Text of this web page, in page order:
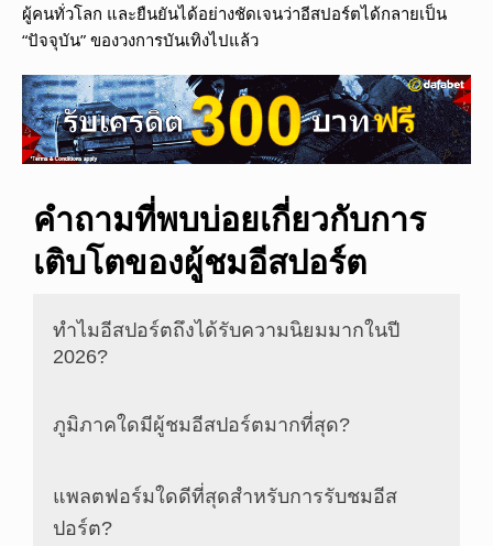
ผู้คนทั่วโลก และยืนยันได้อย่างชัดเจนว่าอีสปอร์ตได้กลายเป็น
“ปัจจุบัน” ของวงการบันเทิงไปแล้ว
คำถามที่พบบ่อยเกี่ยวกับการ
เติบโตของผู้ชมอีสปอร์ต
ทำไมอีสปอร์ตถึงได้รับความนิยมมากในปี
2026?
ภูมิภาคใดมีผู้ชมอีสปอร์ตมากที่สุด?
แพลตฟอร์มใดดีที่สุดสำหรับการรับชมอีส
ปอร์ต?